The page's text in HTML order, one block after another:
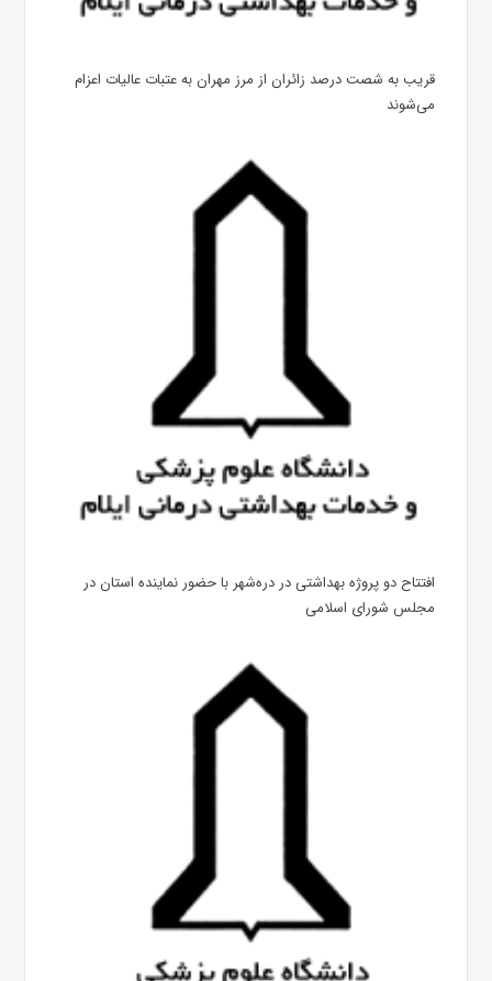
قریب به شصت درصد زائران از مرز مهران به عتبات عالیات اعزام
می‌شوند
افتتاح دو پروژه بهداشتی در دره‌شهر با حضور نماینده استان در
مجلس شورای اسلامی